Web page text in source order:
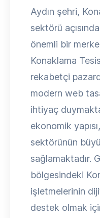
Aydın şehri,
sektörü
önemli bir
Konaklama
rekabetçi
modern web
ihtiyaç
ekonomik
sektörünün
sağlamaktadır.
bölgesindeki
işletmelerinin
destek olmak